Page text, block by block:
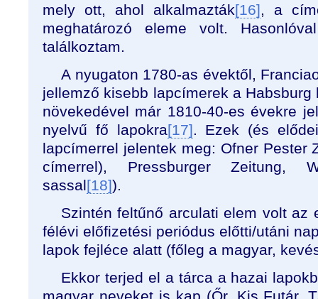
mely ott, ahol alkalmazták[16], a
meghatározó eleme volt.
találkoztam.
A nyugaton 1780-as évektől,
jellemző kisebb lapcímerek a
növekedével már 1810-40-es évekre
nyelvű fő lapokra[17]. Ezek (és
lapcímerrel jelentek meg: Ofner Pester
címerrel), Pressburger Zeitung,
sassal[18]).
Szintén feltűnő arculati elem volt az
félévi előfizetési periódus előtti/utáni
lapok fejléce alatt (főleg a magyar,
Ekkor terjed el a tárca a hazai
magyar neveket is kap (Őr, Kis Futár,